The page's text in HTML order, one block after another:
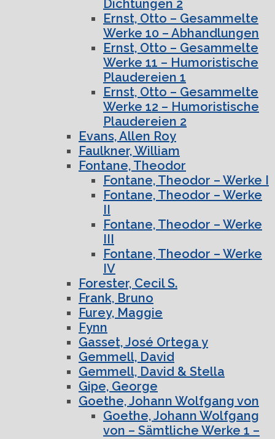
Dichtungen 2
Ernst, Otto – Gesammelte
Werke 10 – Abhandlungen
Ernst, Otto – Gesammelte
Werke 11 – Humoristische
Plaudereien 1
Ernst, Otto – Gesammelte
Werke 12 – Humoristische
Plaudereien 2
Evans, Allen Roy
Faulkner, William
Fontane, Theodor
Fontane, Theodor – Werke I
Fontane, Theodor – Werke
II
Fontane, Theodor – Werke
III
Fontane, Theodor – Werke
IV
Forester, Cecil S.
Frank, Bruno
Furey, Maggie
Fynn
Gasset, José Ortega y
Gemmell, David
Gemmell, David & Stella
Gipe, George
Goethe, Johann Wolfgang von
Goethe, Johann Wolfgang
von – Sämtliche Werke 1 –